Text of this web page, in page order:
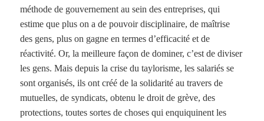
méthode de gouvernement au sein des entreprises, qui
estime que plus on a de pouvoir disciplinaire, de maîtrise
des gens, plus on gagne en termes d’efficacité et de
réactivité. Or, la meilleure façon de dominer, c’est de diviser
les gens. Mais depuis la crise du taylorisme, les salariés se
sont organisés, ils ont créé de la solidarité au travers de
mutuelles, de syndicats, obtenu le droit de grève, des
protections, toutes sortes de choses qui enquiquinent les